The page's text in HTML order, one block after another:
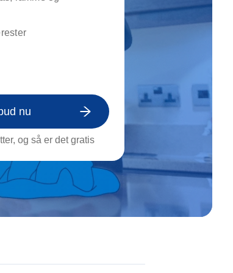
nu
og så er det gratis